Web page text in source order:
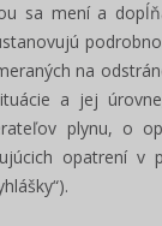
-
sa mení a
na
a jej
plynu, o
opatrení v